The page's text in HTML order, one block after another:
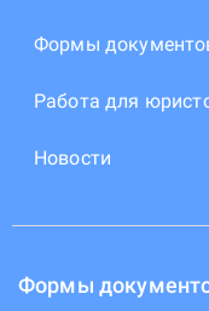
Формы
Работа для
Новости
Формы